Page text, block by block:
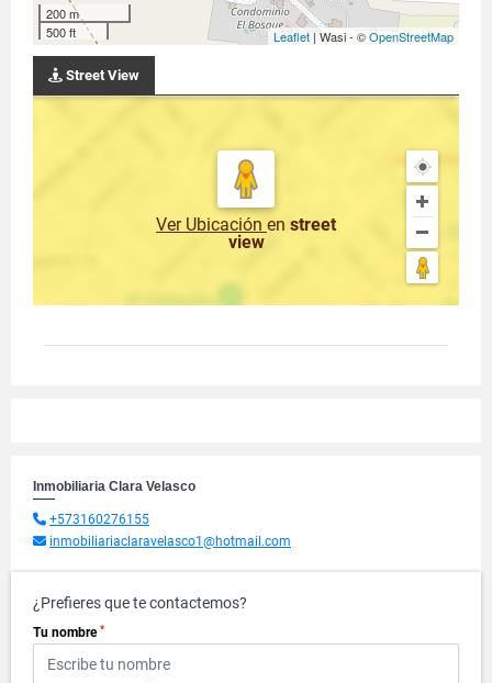
200 m
500 ft
Leaflet | Wasi - ©OpenStreetMap
Street View
Ver Ubicación en street
view
Inmobiliaria Clara Velasco
+573160276155
inmobiliariaclaravelasco1@hotmail.com
¿Prefieres que te contactemos?
Tu nombre *